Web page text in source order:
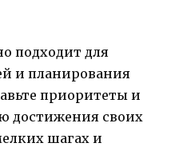
подходит для
и планирования
приоритеты и
достижения своих
шагах и